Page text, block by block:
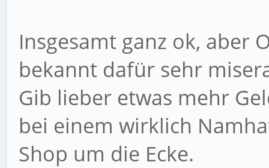
Insgesamt ganz ok, aber
bekannt dafür sehr
Gib lieber etwas mehr
bei einem wirklich
Shop um die Ecke.